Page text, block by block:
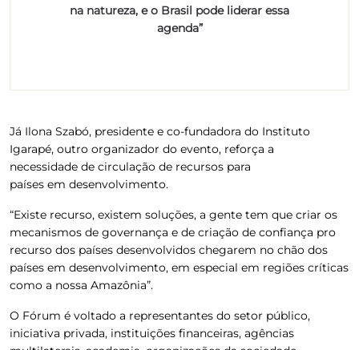
na natureza, e o Brasil pode liderar essa
agenda”
Já Ilona Szabó, presidente e co-fundadora do Instituto
Igarapé, outro organizador do evento, reforça a
necessidade de circulação de recursos para
países em desenvolvimento.
“Existe recurso, existem soluções, a gente tem que criar os
mecanismos de governança e de criação de confiança pro
recurso dos países desenvolvidos chegarem no chão dos
países em desenvolvimento, em especial em regiões críticas
como a nossa Amazônia”.
O Fórum é voltado a representantes do setor público,
iniciativa privada, instituições financeiras, agências